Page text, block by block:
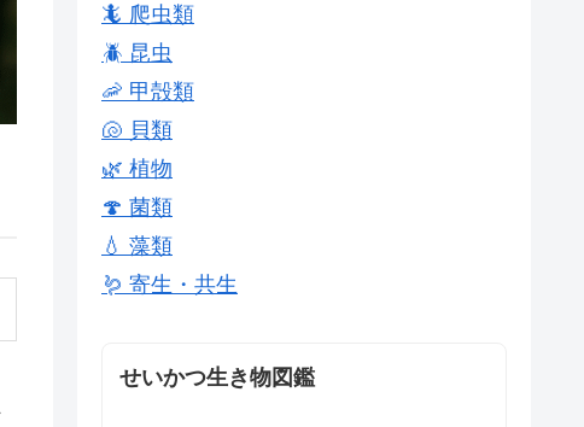
🦎 爬虫類
🪲 昆虫
🦐 甲殻類
🐚 貝類
🌿 植物
🍄 菌類
💧 藻類
🪱 寄生・共生
せいかつ生き物図鑑